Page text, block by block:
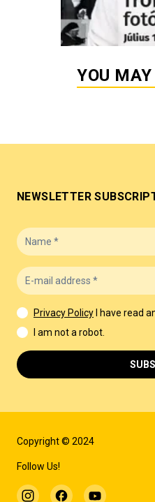
YOU
Copyright © 2024
Follow Us!
NEWSLETTER
Privacy Policy
I have read
I am not a robot.